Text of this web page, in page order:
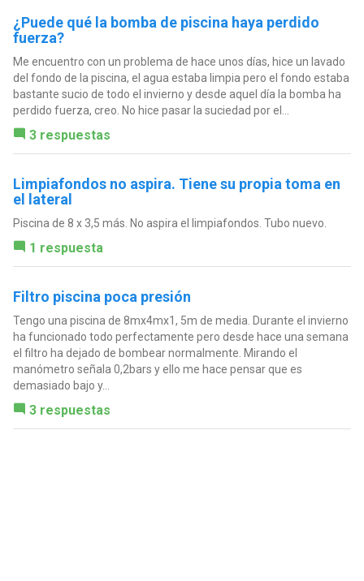
¿Puede qué la bomba de piscina haya perdido
fuerza?
Me encuentro con un problema de hace unos días, hice un lavado
del fondo de la piscina, el agua estaba limpia pero el fondo estaba
bastante sucio de todo el invierno y desde aquel día la bomba ha
perdido fuerza, creo. No hice pasar la suciedad por el...
3 respuestas
Limpiafondos no aspira. Tiene su propia toma en
el lateral
Piscina de 8 x 3,5 más. No aspira el limpiafondos. Tubo nuevo.
1 respuesta
Filtro piscina poca presión
Tengo una piscina de 8mx4mx1, 5m de media. Durante el invierno
ha funcionado todo perfectamente pero desde hace una semana
el filtro ha dejado de bombear normalmente. Mirando el
manómetro señala 0,2bars y ello me hace pensar que es
demasiado bajo y...
3 respuestas